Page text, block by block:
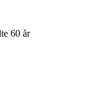
60 år